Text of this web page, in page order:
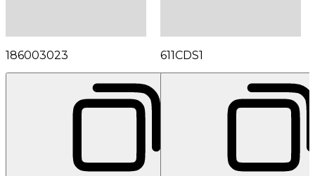
186003023 611CDS1